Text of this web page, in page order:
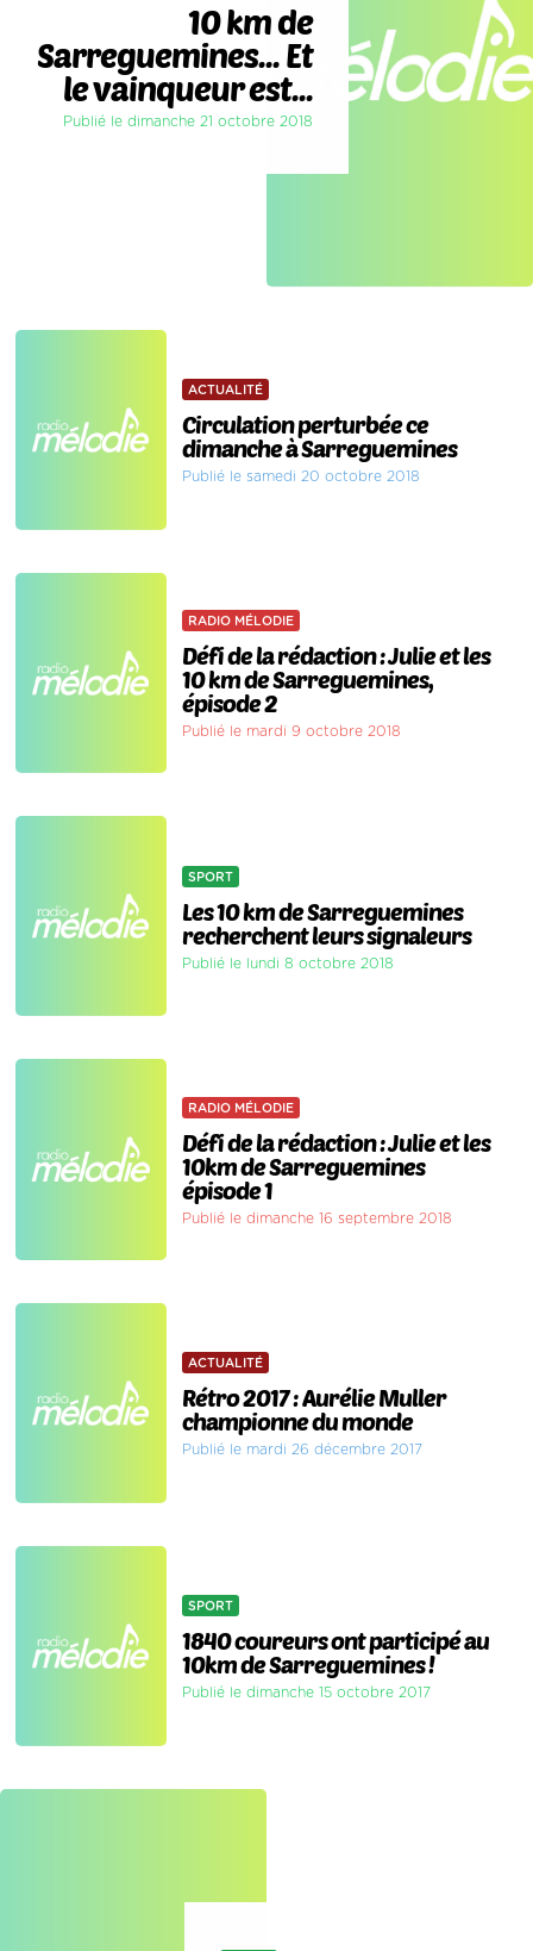
10 km de
Sarreguemines... Et
le vainqueur est...
Publié le dimanche 21 octobre 2018
ACTUALITÉ
Circulation perturbée ce
dimanche à Sarreguemines
Publié le samedi 20 octobre 2018
RADIO MÉLODIE
Défi de la rédaction : Julie et les
10 km de Sarreguemines,
épisode 2
Publié le mardi 9 octobre 2018
SPORT
Les 10 km de Sarreguemines
recherchent leurs signaleurs
Publié le lundi 8 octobre 2018
RADIO MÉLODIE
Défi de la rédaction : Julie et les
10km de Sarreguemines
épisode 1
Publié le dimanche 16 septembre 2018
ACTUALITÉ
Rétro 2017 : Aurélie Muller
championne du monde
Publié le mardi 26 décembre 2017
SPORT
1840 coureurs ont participé au
10km de Sarreguemines !
Publié le dimanche 15 octobre 2017